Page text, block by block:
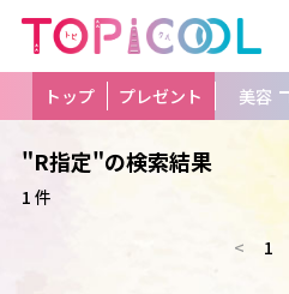
トップ プレゼント 美容
"R指定"の検索結果
1 件
< 1